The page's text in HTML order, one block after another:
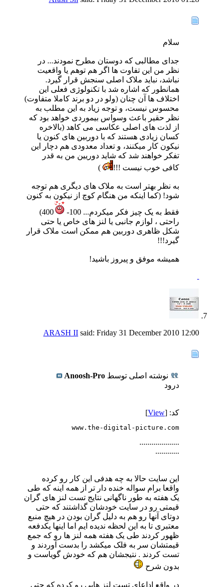
سلام
جدای مطالبی که دوستان مطرح نمودند... در
نظر من این تفاوت ها اگر هم توهم یا واقعیت
نباشد، نباید ملاک اصلی سنجش قرار گیرد.
همانطور که اشاره شد با تکنولوژی فعلی این
اختلاف ها آن چنان (ولو در دو برند کاملا متفاوت)
محسوس نیست، و توجه زیاد به این مطلب به
نظر حقیر باعث وسواس بیموردی خواهد بود که
از لذت های اصلی عکاسی می کاهد (بالاخره
کسان زیادی هستند که با دوربین های کنون یا
نیکون کار میکنند، و تعداد معدودی هم دچار این
تفکر خواهند شد که شاید دوریین من به قدر
کافی خوب نیست !!!
)
به نظر بهتر است به ملاک های دیگری هم توجه
شود! (کما اینکه من هنگام کوچ از نیکون به کنون
فقط به یک چیز فکر میکردم... 100-
400)
راحتی ، لوازم جانبی یا لنز های خاص یا حتی
شکل ظاهری دوربین هم ممکن است ملاک قرار
گیرد!!!
همیشه موفق و پیروز باشید!
ARASH II said: Friday 31 December 2010 12:00
نوشته اصلی توسط Anoosh-Pro
درود
کد: [View
]
www.the-digital-picture.com
....................
............
این سایت حالا به چه هدفی این کار رو کرده
واقعا برام سواله خنده دار تر از همه اینه که طی
یک هفته به طور ناگهانی نتایج تست لنز های گران
قیمتی رو در سایت خودشان گذاشتند که حتی
دوتای آنها رو هم به دلیل گران بودن در هیچ منبع
معتبری تا به این لحظه ندیده ایم اما اینها یکدفعه
ظهور کردند طی یک هفته همه لنز ها رو که جمع
قیمتشان سر به فلک میکشد را بدست آوردند و
تست کردند . نتیجشان هم که خودش گویاست و
بدون شرح
در واقع اداعای تست لنز هایی رو کرده که حتی